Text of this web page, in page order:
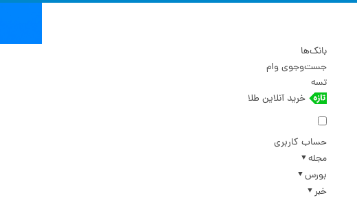
بانک‌ها
جست‌وجوی وام
تسه
خرید آنلاین طلا
حساب کاربری
مجله
بورس
خبر